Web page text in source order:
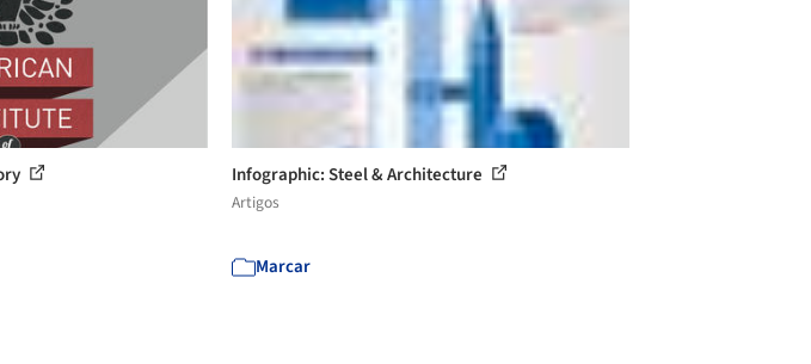
Infographic: Steel & Architecture
Artigos
Marcar